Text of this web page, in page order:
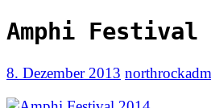
Amphi Festival
8. Dezember 2013